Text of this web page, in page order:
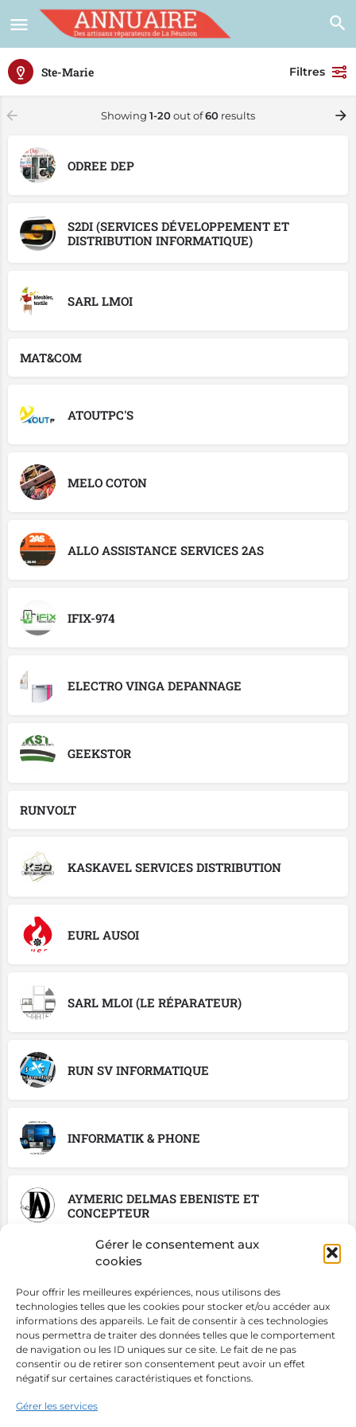
Gérer le consentement aux
cookies
Pour offrir les meilleures expériences, nous utilisons des
technologies telles que les cookies pour stocker et/ou accéder aux
informations des appareils. Le fait de consentir à ces technologies
nous permettra de traiter des données telles que le comportement
de navigation ou les ID uniques sur ce site. Le fait de ne pas
consentir ou de retirer son consentement peut avoir un effet
négatif sur certaines caractéristiques et fonctions.
Gérer les services
Ste-Marie Filtres
Showing 1-20out of60 results
ODREE DEP
S2DI (SERVICES DÉVELOPPEMENT ET
DISTRIBUTION INFORMATIQUE)
SARL LMOI
MAT&COM
ATOUTPC'S
MELO COTON
ALLO ASSISTANCE SERVICES 2AS
IFIX-974
ELECTRO VINGA DEPANNAGE
GEEKSTOR
RUNVOLT
KASKAVEL SERVICES DISTRIBUTION
EURL AUSOI
SARL MLOI (LE RÉPARATEUR)
RUN SV INFORMATIQUE
INFORMATIK & PHONE
AYMERIC DELMAS EBENISTE ET
CONCEPTEUR
LABOUTIK EMMAUS BUTOR
ALAIN CAPITONNEUR